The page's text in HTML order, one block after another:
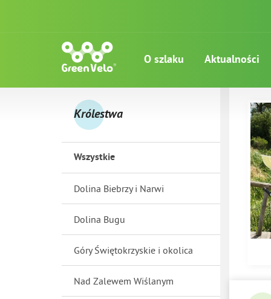
O szlaku Aktualności
Królestwa
Wszystkie
Dolina Biebrzy i Narwi
Dolina Bugu
Góry Świętokrzyskie i okolica
Nad Zalewem Wiślanym